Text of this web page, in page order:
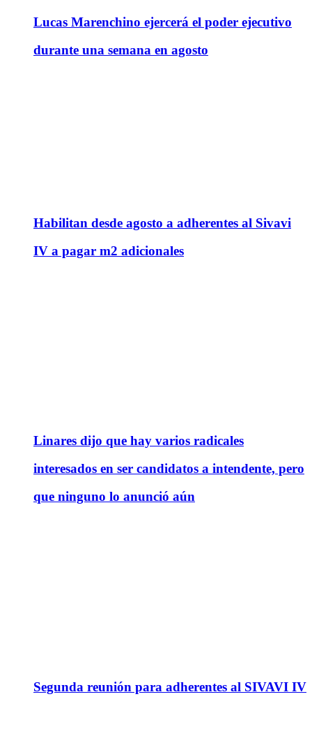
Lucas Marenchino ejercerá el poder ejecutivo
durante una semana en agosto
Habilitan desde agosto a adherentes al Sivavi
IV a pagar m2 adicionales
Linares dijo que hay varios radicales
interesados en ser candidatos a intendente, pero
que ninguno lo anunció aún
Segunda reunión para adherentes al SIVAVI IV